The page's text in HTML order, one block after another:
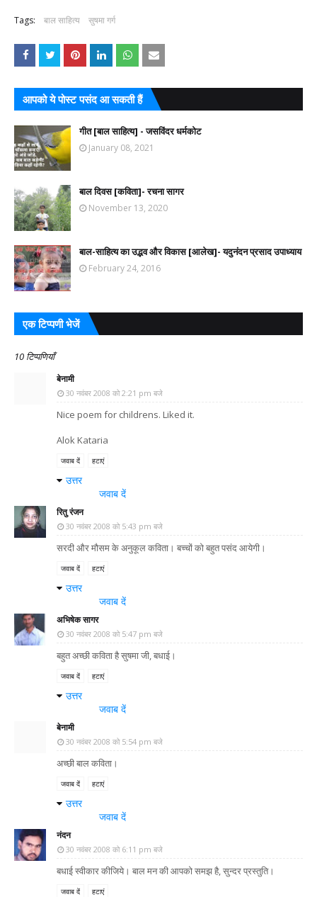
Tags: बाल साहित्य सुषमा गर्ग
आपको ये पोस्ट पसंद आ सकती हैं
गीत [बाल साहित्य] - जसविंदर धर्मकोट
January 08, 2021
बाल दिवस [कविता]- रचना सागर
November 13, 2020
बाल-साहित्य का उद्भव और विकास [आलेख]- यदुनंदन प्रसाद उपाध्याय
February 24, 2016
एक टिप्पणी भेजें
10 टिप्पणियाँ
बेनामी
30 नवंबर 2008 को 2:21 pm बजे
Nice poem for childrens. Liked it.
Alok Kataria
जवाब दें हटाएं
उत्तर
जवाब दें
रितु रंजन
30 नवंबर 2008 को 5:43 pm बजे
सरदी और मौसम के अनुकूल कविता। बच्चों को बहुत पसंद आयेगी।
जवाब दें हटाएं
उत्तर
जवाब दें
अभिषेक सागर
30 नवंबर 2008 को 5:47 pm बजे
बहुत अच्छी कविता है सुषमा जी, बधाई।
जवाब दें हटाएं
उत्तर
जवाब दें
बेनामी
30 नवंबर 2008 को 5:54 pm बजे
अच्छी बाल कविता।
जवाब दें हटाएं
उत्तर
जवाब दें
नंदन
30 नवंबर 2008 को 6:11 pm बजे
बधाई स्वीकार कीजिये। बाल मन की आपको समझ है, सुन्दर प्रस्तुति।
जवाब दें हटाएं